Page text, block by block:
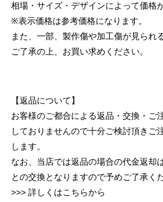
相場・サイズ・デザインによって価格
※表示価格は参考価格になります。
また、一部、製作傷や加工傷が見られ
ご了承の上、お買い求めください。
【返品について】
お客様のご都合による返品・交換・ご
しておりませんので十分ご検討頂きご
します。
なお、当店では返品の場合の代金返却
との交換となりますので予めご了承く
>>> 詳しくはこちらから